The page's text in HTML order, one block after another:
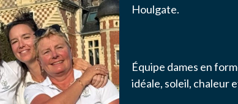
Houlgate.
Équipe dames en
idéale, soleil, chaleur